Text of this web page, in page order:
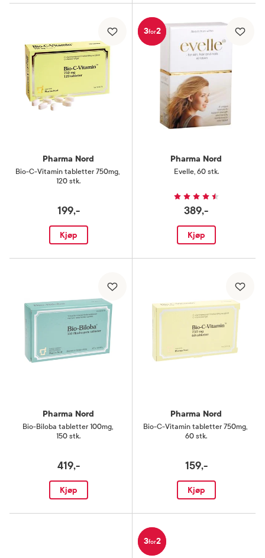
Pharma Nord
Bio-C-Vitamin tabletter 750mg,
120 stk.
199,-
Kjøp
3for2
Pharma Nord
Evelle, 60 stk.
389,-
Kjøp
Pharma Nord
Bio-Biloba tabletter 100mg,
150 stk.
419,-
Kjøp
Pharma Nord
Bio-C-Vitamin tabletter 750mg,
60 stk.
159,-
Kjøp
3for2